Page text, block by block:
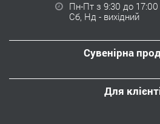
Пн-Пт з 9:30 до 17:00
Сб, Нд - вихідний
Сувенірна
Для